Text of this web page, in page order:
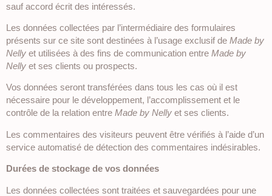
sauf accord écrit des intéressés.
Les données collectées par l’intermédiaire des formulaires
présents sur ce site sont destinées à l’usage exclusif de Made by
Nelly et utilisées à des fins de communication entre Made by
Nelly et ses clients ou prospects.
Vos données seront transférées dans tous les cas où il est
nécessaire pour le développement, l’accomplissement et le
contrôle de la relation entre Made by Nelly et ses clients.
Les commentaires des visiteurs peuvent être vérifiés à l’aide d’un
service automatisé de détection des commentaires indésirables.
Durées de stockage de vos données
Les données collectées sont traitées et sauvegardées pour une